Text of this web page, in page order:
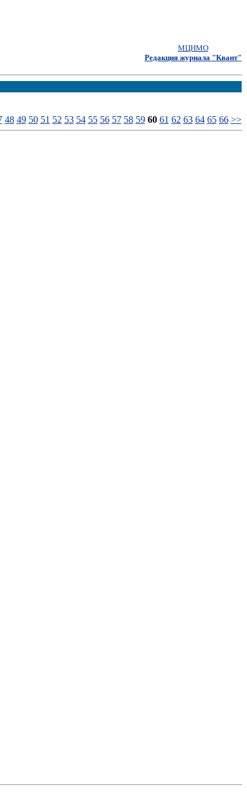
МЦНМО
Редакция журнала "Квант"
48 49 50 51 52 53 54 55 56 57 58 59 60 61 62 63 64 65 66 >>